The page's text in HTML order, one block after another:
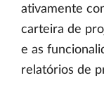
ativamente
carteira de
e as
relatórios de